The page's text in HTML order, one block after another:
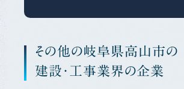
その他の岐阜県高山市の
建設・工事業界の企業